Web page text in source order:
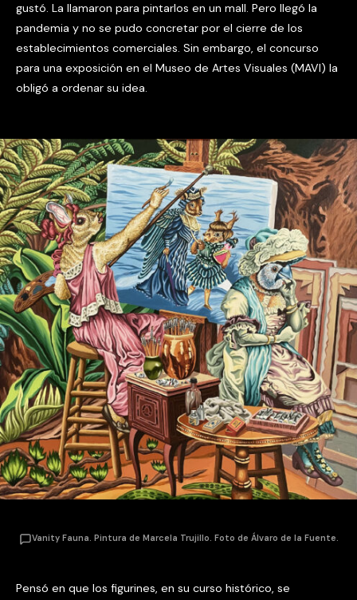
gustó. La llamaron para pintarlos en un mall. Pero llegó la
pandemia y no se pudo concretar por el cierre de los
establecimientos comerciales. Sin embargo, el concurso
para una exposición en el Museo de Artes Visuales (MAVI) la
obligó a ordenar su idea.
Vanity Fauna. Pintura de Marcela Trujillo. Foto de Álvaro de la Fuente.
Pensó en que los figurines, en su curso histórico, se